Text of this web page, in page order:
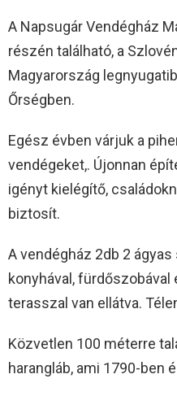
A Napsugár Vendégház
részén található, a
Magyarország
Őrségben.
Egész évben várjuk a
vendégeket,. Újonnan
igényt kielégítő,
biztosít.
A vendégház 2db 2
konyhával,
terasszal van ellátva.
Közvetlen 100 méterre
harangláb, ami 1790-ben